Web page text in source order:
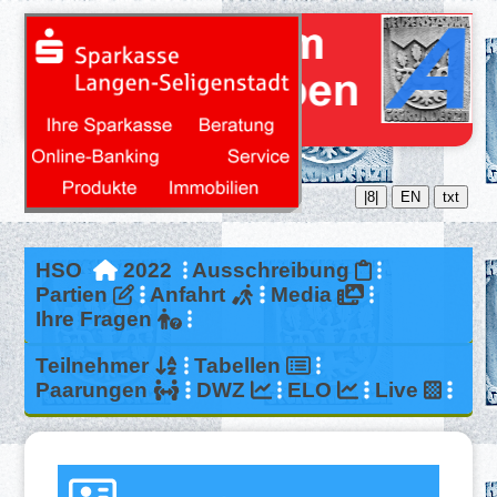
|8| EN txt
HSO 2022
Ausschreibung
Partien
Anfahrt
Media
Ihre Fragen
Teilnehmer
Tabellen
Paarungen
DWZ ELO Live